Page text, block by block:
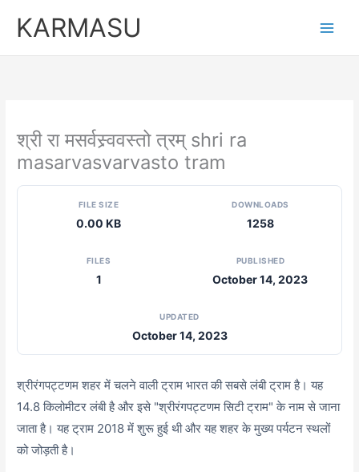
KARMASU
श्री रा मसर्वस्र्ववस्तो त्रम् shri ra
masarvasvarvasto tram
FILE SIZE
0.00 KB
DOWNLOADS
1258
FILES
1
PUBLISHED
October 14, 2023
UPDATED
October 14, 2023
श्रीरंगपट्टणम शहर में चलने वाली ट्राम भारत की सबसे लंबी ट्राम है। यह
14.8 किलोमीटर लंबी है और इसे "श्रीरंगपट्टणम सिटी ट्राम" के नाम से जाना
जाता है। यह ट्राम 2018 में शुरू हुई थी और यह शहर के मुख्य पर्यटन स्थलों
को जोड़ती है।